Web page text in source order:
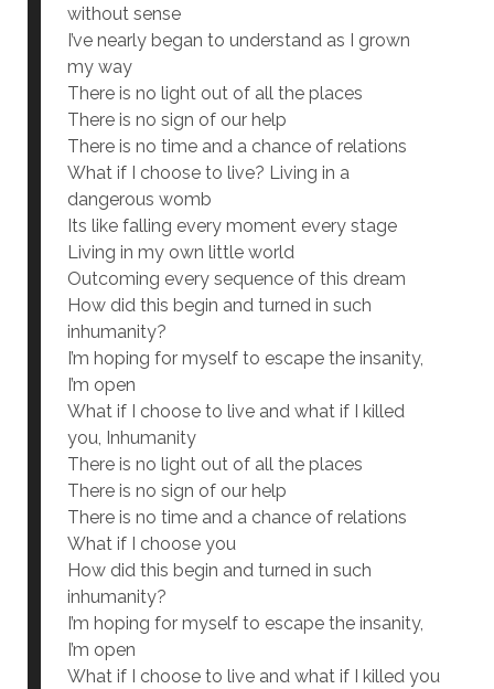
without sense
I’ve nearly began to understand as I grown
my way
There is no light out of all the places
There is no sign of our help
There is no time and a chance of relations
What if I choose to live? Living in a
dangerous womb
Its like falling every moment every stage
Living in my own little world
Outcoming every sequence of this dream
How did this begin and turned in such
inhumanity?
I’m hoping for myself to escape the insanity,
I’m open
What if I choose to live and what if I killed
you, Inhumanity
There is no light out of all the places
There is no sign of our help
There is no time and a chance of relations
What if I choose you
How did this begin and turned in such
inhumanity?
I’m hoping for myself to escape the insanity,
I’m open
What if I choose to live and what if I killed you